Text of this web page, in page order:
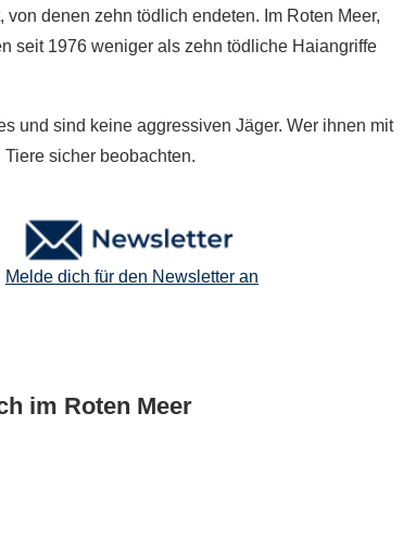
denen zehn tödlich endeten. Im Roten Meer,
seit 1976 weniger als zehn tödliche Haiangriffe
und sind keine aggressiven Jäger. Wer ihnen mit
sicher beobachten.​
Melde dich für den Newsletter an
im Roten Meer